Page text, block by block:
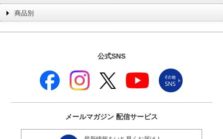
商品別
公式SNS
メールマガジン 配信サービス